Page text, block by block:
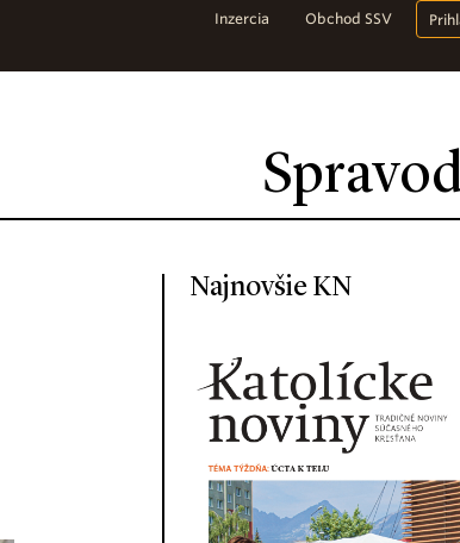
Inzercia Obchod SSV
Najnovšie KN